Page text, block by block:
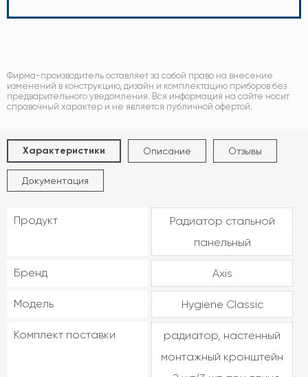
Фирма-производитель оставляет за собой право на внесение
изменений в конструкцию, дизайн и комплектацию приборов без
предварительного уведомления. Вся информация на сайте носит
справочный характер и не является публичной офертой.
Характеристики Описание Отзывы
Документация
Продукт
Радиатор стальной
панельный
Бренд Axis
Модель Hygiene Classic
Комплект поставки
радиатор, настенный
монтажный кронштейн